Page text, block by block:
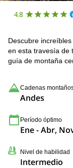
4.8
Descubre
en esta travesía de
guía de montaña
Cadenas
Andes
Período óptimo
Ene - Abr,
Nivel de habilidad
Intermedio